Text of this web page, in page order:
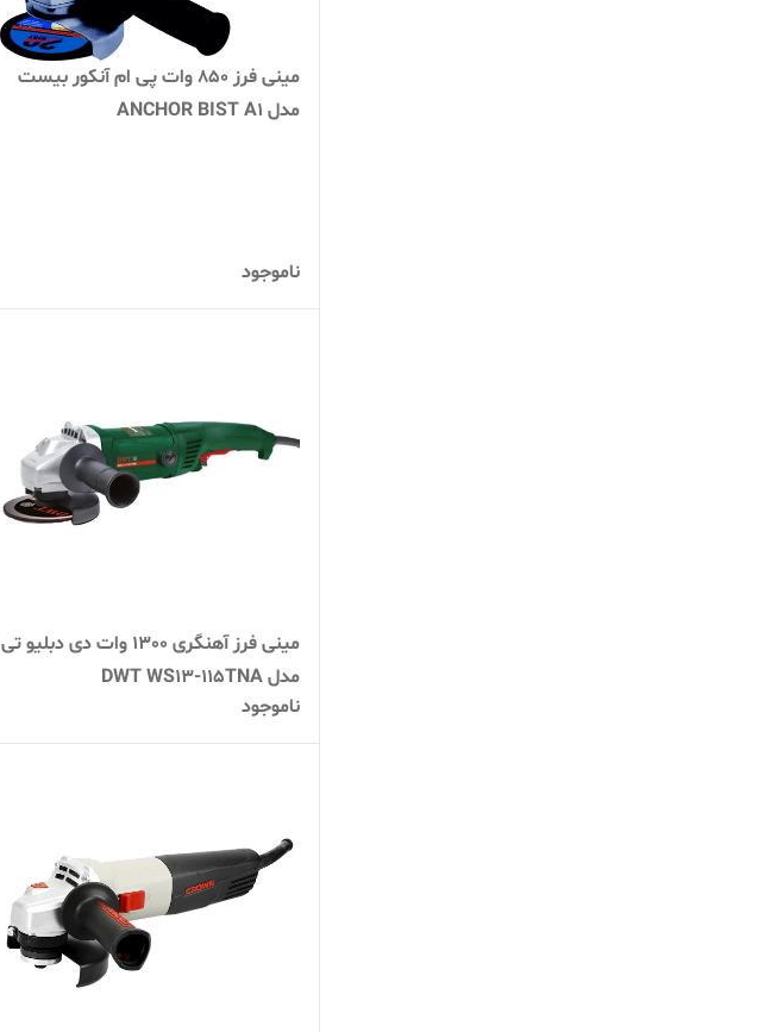
مینی فرز 850 وات پی ام آنکور بیست
مدل ANCHOR BIST A1
ناموجود
مینی فرز آهنگری 1300 وات دی دبلیو تی
مدل DWT WS13-115TNA
ناموجود